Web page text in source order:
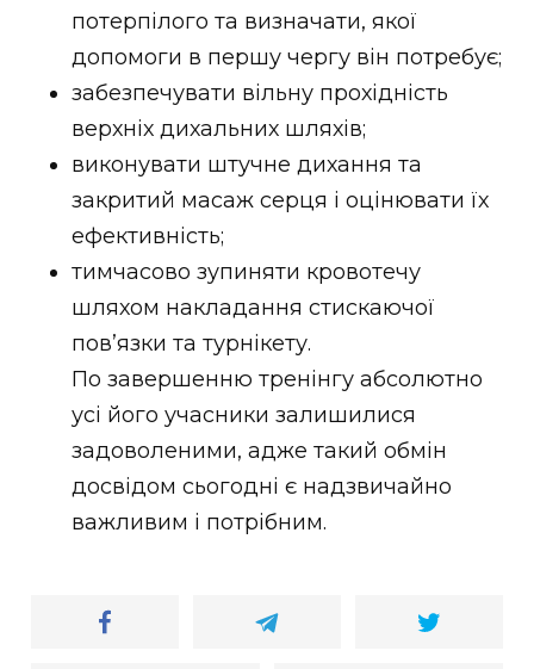
потерпілого та визначати, якої
допомоги в першу чергу він потребує;
забезпечувати вільну прохідність
верхніх дихальних шляхів;
виконувати штучне дихання та
закритий масаж серця і оцінювати їх
ефективність;
тимчасово зупиняти кровотечу
шляхом накладання стискаючої
пов’язки та турнікету.
По завершенню тренінгу абсолютно
усі його учасники залишилися
задоволеними, адже такий обмін
досвідом сьогодні є надзвичайно
важливим і потрібним.